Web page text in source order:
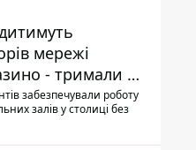
мережі
- тримали 39
забезпечували роботу
залів у столиці без